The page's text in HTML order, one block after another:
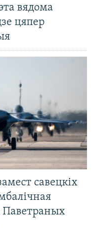
вядома
цяпер
савецкіх
Паветраных